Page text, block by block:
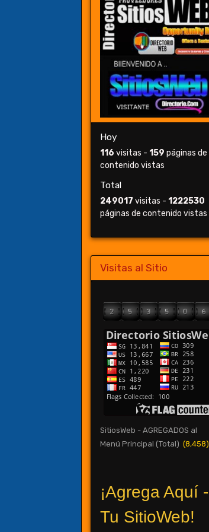
Hoy
116 visitas -159 páginas de
contenido vistas
Total
249017 visitas -1222530
páginas de contenido vistas
Visitas al Sitio
SitiosWeb - AGREGADOS al
Menú Principal (Total) (8,458)
¡Agrega Aquí -
Tu SitioWeb!